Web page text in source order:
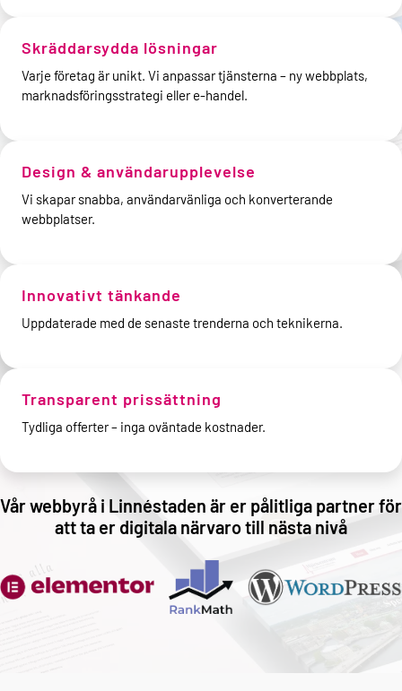
Skräddarsydda lösningar
Varje företag är unikt. Vi anpassar tjänsterna – ny webbplats,
marknadsföringsstrategi eller e-handel.
Design & användarupplevelse
Vi skapar snabba, användarvänliga och konverterande
webbplatser.
Innovativt tänkande
Uppdaterade med de senaste trenderna och teknikerna.
Transparent prissättning
Tydliga offerter – inga oväntade kostnader.
Vår webbyrå i Linnéstaden är er pålitliga partner för
att ta er digitala närvaro till nästa nivå